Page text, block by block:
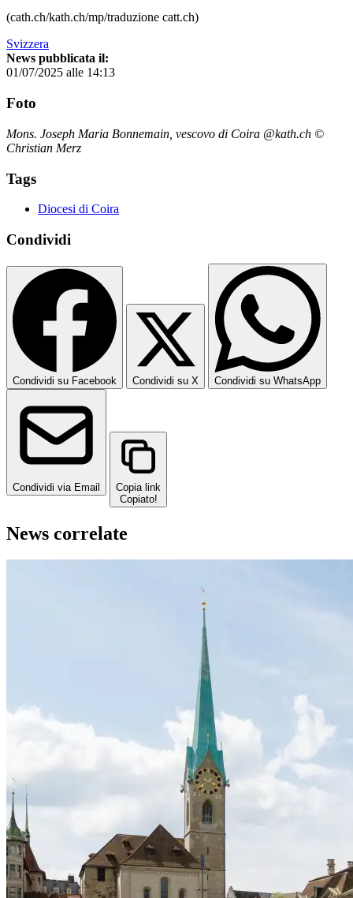
(cath.ch/kath.ch/mp/traduzione catt.ch)
Svizzera
News pubblicata il:
01/07/2025 alle 14:13
Foto
Mons. Joseph Maria Bonnemain, vescovo di Coira @kath.ch ©
Christian Merz
Tags
Diocesi di Coira
Condividi
Condividi su Facebook Condividi su X Condividi su WhatsApp
Condividi via Email
Copia link
Copiato!
News correlate